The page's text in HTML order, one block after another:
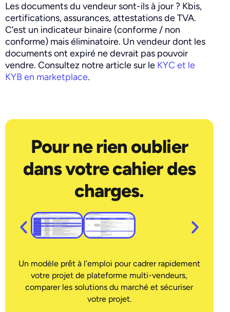
Les documents du vendeur sont-ils à jour ? Kbis,
certifications, assurances, attestations de TVA.
C’est un indicateur binaire (conforme / non
conforme) mais éliminatoire. Un vendeur dont les
documents ont expiré ne devrait pas pouvoir
vendre. Consultez notre article sur le KYC et le
KYB en marketplace.
Pour ne rien oublier
dans votre cahier des
charges.
Un modèle prêt à l’emploi pour cadrer rapidement
votre projet de plateforme multi-vendeurs,
comparer les solutions du marché et sécuriser
votre projet.